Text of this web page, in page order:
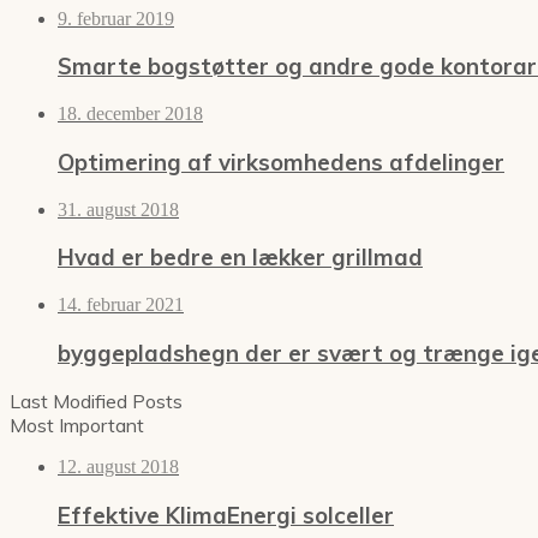
9. februar 2019
Smarte bogstøtter og andre gode
18. december 2018
Optimering af virksomhedens afdelinger
31. august 2018
Hvad er bedre en lækker grillmad
14. februar 2021
byggepladshegn der er svært og trænge
Last Modified Posts
Most Important
12. august 2018
Effektive KlimaEnergi solceller